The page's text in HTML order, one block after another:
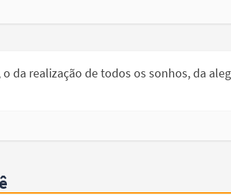
da realização de todos os sonhos, da